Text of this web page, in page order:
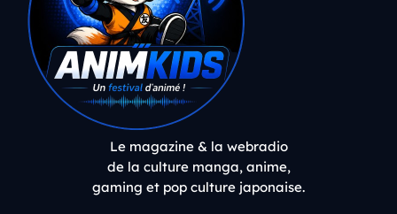
Le magazine & la webradio
de la culture manga, anime,
gaming et pop culture japonaise.